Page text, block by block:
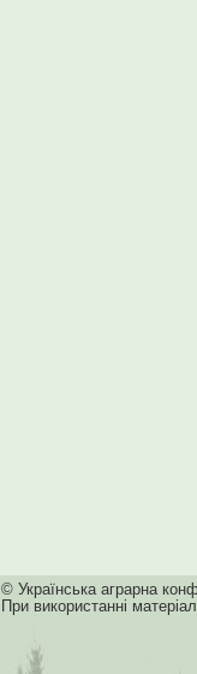
© Українська аграрна
При використанні